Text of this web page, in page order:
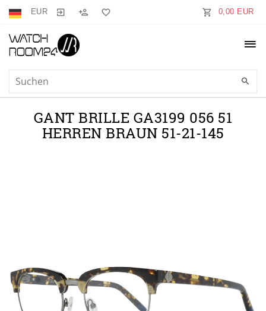
EUR 0,00 EUR
GANT BRILLE GA3199 056 51
HERREN BRAUN 51-21-145